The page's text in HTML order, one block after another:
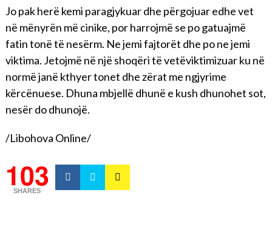
Jo pak herë kemi paragjykuar dhe përgojuar edhe vet
në mënyrën më cinike, por harrojmë se po gatuajmë
fatin tonë të nesërm. Ne jemi fajtorët dhe po ne jemi
viktima. Jetojmë në një shoqëri të vetëviktimizuar ku në
normë janë kthyer tonet dhe zërat me ngjyrime
kërcënuese. Dhuna mbjellë dhunë e kush dhunohet sot,
nesër do dhunojë.
/Libohova Online/
103
SHARES